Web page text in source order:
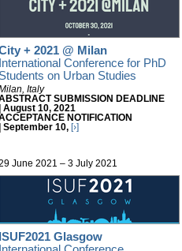
+ 2021 @ Milan
International Conference for PhD
Students on Urban Studies
Italy
SUBMISSION DEADLINE
August 10, 2021
NOTIFICATION
September 10, [›]
June 2021 – 3 July 2021
ISUF2021 Glasgow